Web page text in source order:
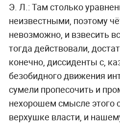
Э. Л.: Там столько
неизвестными, поэтому
невозможно, и взвесить
тогда действовали,
конечно, диссиденты с,
безобидного движения
сумели пропесочить и
нехорошем смысле этого
верхушке власти, и